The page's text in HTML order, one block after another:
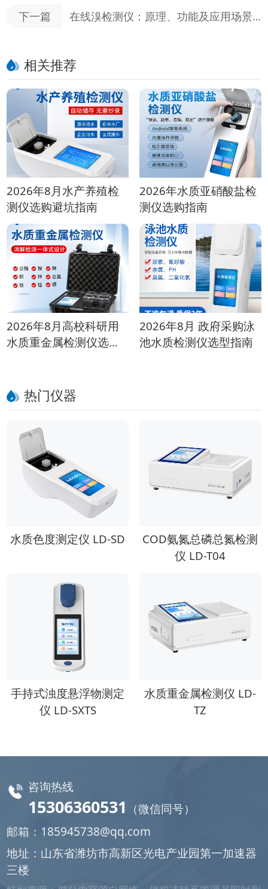
农药残留检测门槛？
下一篇
在线溴检测仪：原理、功能及应用场景
相关推荐
2026年8月水产养殖检
测仪选购避坑指南
2026年水质亚硝酸盐检
测仪选购指南
2026年8月高校科研用
水质重金属检测仪选购
2026年8月 政府采购泳
池水质检测仪选型指南
热门仪器
水质色度测定仪 LD-SD
COD氨氮总磷总氮检测
仪 LD-T04
手持式浊度悬浮物测定
仪 LD-SXTS
水质重金属检测仪 LD-
TZ
咨询热线
15306360531
（微信同号）
邮箱： 185945738@qq.com
地址：山东省潍坊市高新区光电产业园第一加速器
三楼